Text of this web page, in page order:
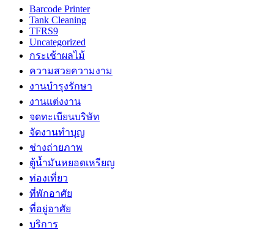
Barcode Printer
Tank Cleaning
TFRS9
Uncategorized
กระเช้าผลไม้
ความสวยความงาม
งานบำรุงรักษา
งานแต่งงาน
จดทะเบียนบริษัท
จัดงานทำบุญ
ช่างถ่ายภาพ
ตู้น้ำมันหยอดเหรียญ
ท่องเที่ยว
ที่พักอาศัย
ที่อยู่อาศัย
บริการ